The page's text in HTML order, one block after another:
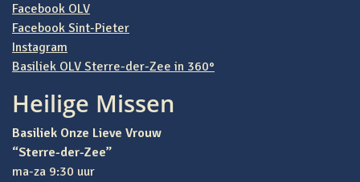
Facebook OLV
Facebook Sint-Pieter
Instagram
Basiliek OLV Sterre-der-Zee in 360°
Heilige Missen
Basiliek Onze Lieve Vrouw
“Sterre-der-Zee”
ma-za 9:30 uur